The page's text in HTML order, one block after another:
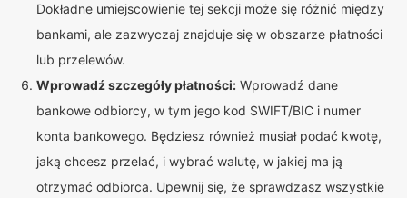
Dokładne umiejscowienie tej sekcji może się różnić między
bankami, ale zazwyczaj znajduje się w obszarze płatności
lub przelewów.
Wprowadź szczegóły płatności: Wprowadź dane
bankowe odbiorcy, w tym jego kod SWIFT/BIC i numer
konta bankowego. Będziesz również musiał podać kwotę,
jaką chcesz przelać, i wybrać walutę, w jakiej ma ją
otrzymać odbiorca. Upewnij się, że sprawdzasz wszystkie